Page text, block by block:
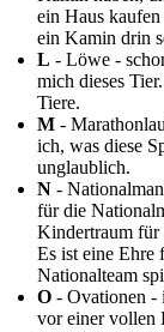
ein Haus
ein Kamin drin
L - Löwe -
mich dieses
Tiere.
M -
ich, was diese
unglaublich.
N -
für die
Kindertraum für
Es ist eine Ehre
Nationalteam
O - Ovationen -
vor einer vollen